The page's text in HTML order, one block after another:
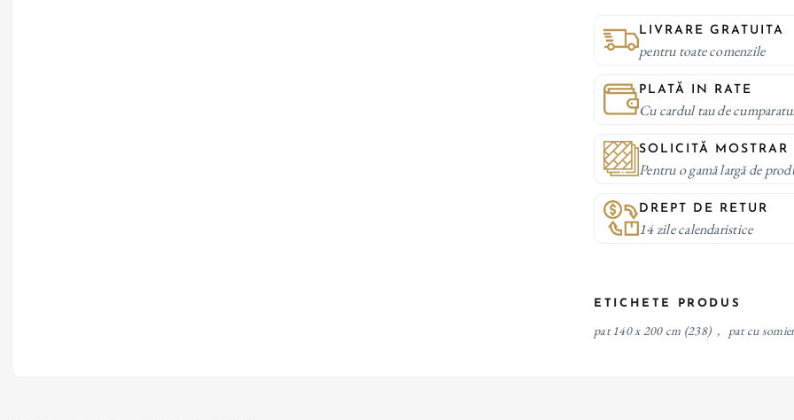
LIVRARE GRATUITA
pentru toate comenzile
PLATĂ IN RATE
Cu cardul tau de
SOLICITĂ MOSTRAR
Pentru o gamă largă de
DREPT DE RETUR
14 zile calendaristice
ETICHETE PRODUS
pat 140 x 200 cm (238) , pat cu